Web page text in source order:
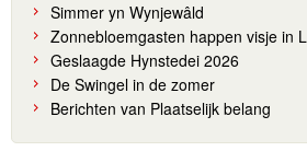
Simmer yn Wynjewâld
Zonnebloemgasten happen visje in
Geslaagde Hynstedei 2026
De Swingel in de zomer
Berichten van Plaatselijk belang